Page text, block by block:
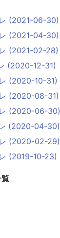
(2021-06-30)
(2021-04-30)
(2021-02-28)
(2020-12-31)
(2020-10-31)
(2020-08-31)
(2020-06-30)
(2020-04-30)
(2020-02-29)
(2019-10-23)